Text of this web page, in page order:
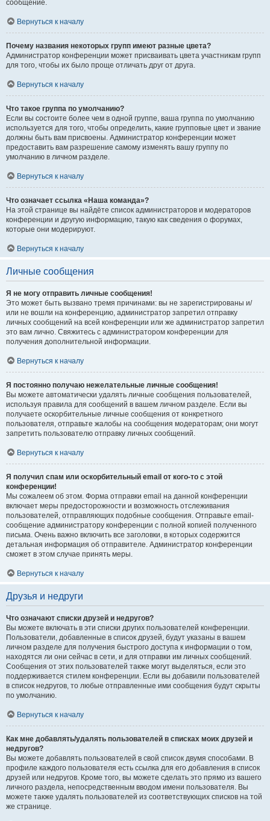
сообщение.
Вернуться к началу
Почему названия некоторых групп имеют разные цвета?
Администратор конференции может присваивать цвета участникам групп
для того, чтобы их было проще отличать друг от друга.
Вернуться к началу
Что такое группа по умолчанию?
Если вы состоите более чем в одной группе, ваша группа по умолчанию
используется для того, чтобы определить, какие групповые цвет и звание
должны быть вам присвоены. Администратор конференции может
предоставить вам разрешение самому изменять вашу группу по
умолчанию в личном разделе.
Вернуться к началу
Что означает ссылка «Наша команда»?
На этой странице вы найдёте список администраторов и модераторов
конференции и другую информацию, такую как сведения о форумах,
которые они модерируют.
Вернуться к началу
Личные сообщения
Я не могу отправить личные сообщения!
Это может быть вызвано тремя причинами: вы не зарегистрированы и/
или не вошли на конференцию, администратор запретил отправку
личных сообщений на всей конференции или же администратор запретил
это вам лично. Свяжитесь с администратором конференции для
получения дополнительной информации.
Вернуться к началу
Я постоянно получаю нежелательные личные сообщения!
Вы можете автоматически удалять личные сообщения пользователей,
используя правила для сообщений в вашем личном разделе. Если вы
получаете оскорбительные личные сообщения от конкретного
пользователя, отправьте жалобы на сообщения модераторам; они могут
запретить пользователю отправку личных сообщений.
Вернуться к началу
Я получил спам или оскорбительный email от кого-то с этой
конференции!
Мы сожалеем об этом. Форма отправки email на данной конференции
включает меры предосторожности и возможность отслеживания
пользователей, отправляющих подобные сообщения. Отправьте email-
сообщение администратору конференции с полной копией полученного
письма. Очень важно включить все заголовки, в которых содержится
детальная информация об отправителе. Администратор конференции
сможет в этом случае принять меры.
Вернуться к началу
Друзья и недруги
Что означают списки друзей и недругов?
Вы можете включать в эти списки других пользователей конференции.
Пользователи, добавленные в список друзей, будут указаны в вашем
личном разделе для получения быстрого доступа к информации о том,
находятся ли они сейчас в сети, и для отправки им личных сообщений.
Сообщения от этих пользователей также могут выделяться, если это
поддерживается стилем конференции. Если вы добавили пользователей
в список недругов, то любые отправленные ими сообщения будут скрыты
по умолчанию.
Вернуться к началу
Как мне добавлять/удалять пользователей в списках моих друзей и
недругов?
Вы можете добавлять пользователей в свой список двумя способами. В
профиле каждого пользователя есть ссылка для его добавления в список
друзей или недругов. Кроме того, вы можете сделать это прямо из вашего
личного раздела, непосредственным вводом имени пользователя. Вы
можете также удалять пользователей из соответствующих списков на той
же странице.